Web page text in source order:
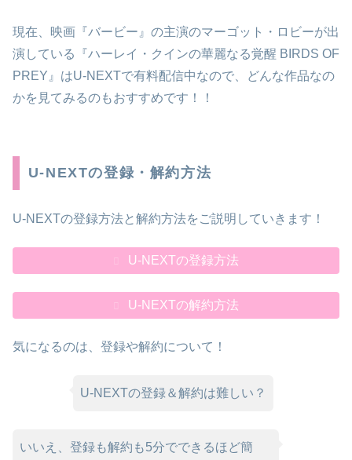
現在、映画『バービー』の主演のマーゴット・ロビーが出
演している『ハーレイ・クインの華麗なる覚醒 BIRDS OF
PREY』はU-NEXTで有料配信中なので、どんな作品なの
かを見てみるのもおすすめです！！
U-NEXTの登録・解約方法
U-NEXTの登録方法と解約方法をご説明していきます！
U-NEXTの登録方法
U-NEXTの解約方法
気になるのは、登録や解約について！
U-NEXTの登録＆解約は難しい？
いいえ、登録も解約も5分でできるほど簡